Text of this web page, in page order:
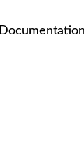
Documentation